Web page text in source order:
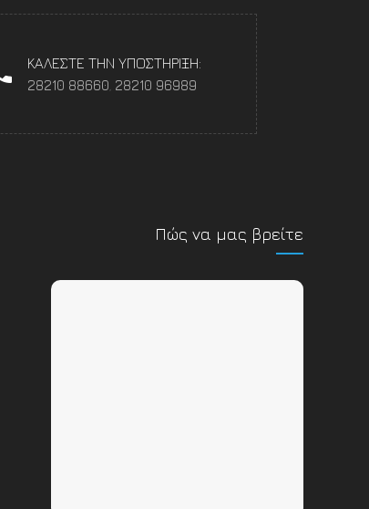
ΚΑΛΕΣΤΕ ΤΗΝ ΥΠΟΣΤΗΡΙΞΗ:
28210 88660 28210 96989
Πώς να μας βρείτε